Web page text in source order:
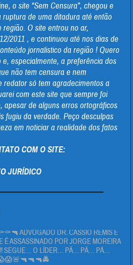
o site “Sem Censura”, chegou e
de uma ditadura até então
O site entrou no ar,
2011 , e continuou até nos dias de
jornalistico da região ! Quero
especialmente, a preferência dos
não tem censura e nem
redator só tem agradecimentos a
com este site que sempre foi
apesar de alguns erros ortográficos
fugiu da verdade. Peço desculpas
em noticiar a realidade dos fatos
COM O SITE:
JURÍDICO
ADVOGADO DR. CÁSSIO REMIS É
É ASSASSINADO POR JORGE MOREIRA
SEGUE… O LÍDER… PÄ… PÄ… PÁ…